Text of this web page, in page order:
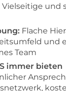
Vielseitige und
Flache
und
Team
immer bieten